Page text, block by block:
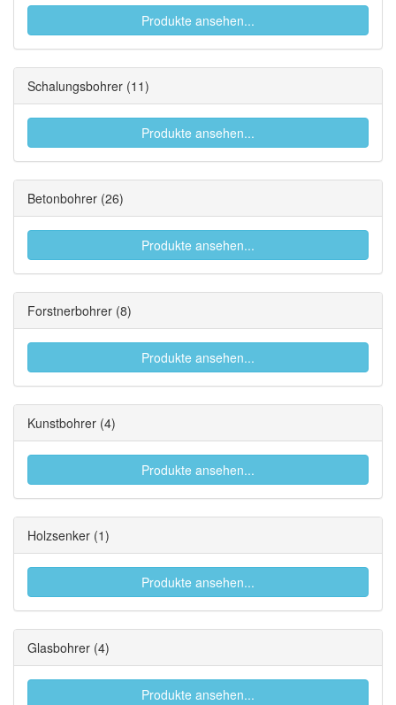
Produkte ansehen...
Schalungsbohrer (11)
Produkte ansehen...
Betonbohrer (26)
Produkte ansehen...
Forstnerbohrer (8)
Produkte ansehen...
Kunstbohrer (4)
Produkte ansehen...
Holzsenker (1)
Produkte ansehen...
Glasbohrer (4)
Produkte ansehen...